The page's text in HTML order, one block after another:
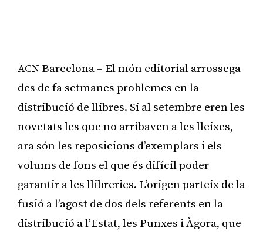
ACN Barcelona – El món editorial arrossega
des de fa setmanes problemes en la
distribució de llibres. Si al setembre eren les
novetats les que no arribaven a les lleixes,
ara són les reposicions d’exemplars i els
volums de fons el que és difícil poder
garantir a les llibreries. L’origen parteix de la
fusió a l’agost de dos dels referents en la
distribució a l’Estat, les Punxes i Àgora, que